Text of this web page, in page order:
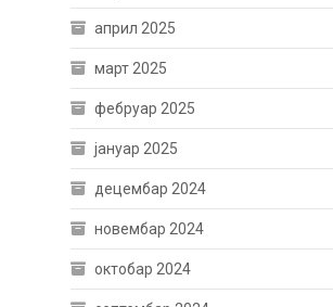
април 2025
март 2025
фебруар 2025
јануар 2025
децембар 2024
новембар 2024
октобар 2024